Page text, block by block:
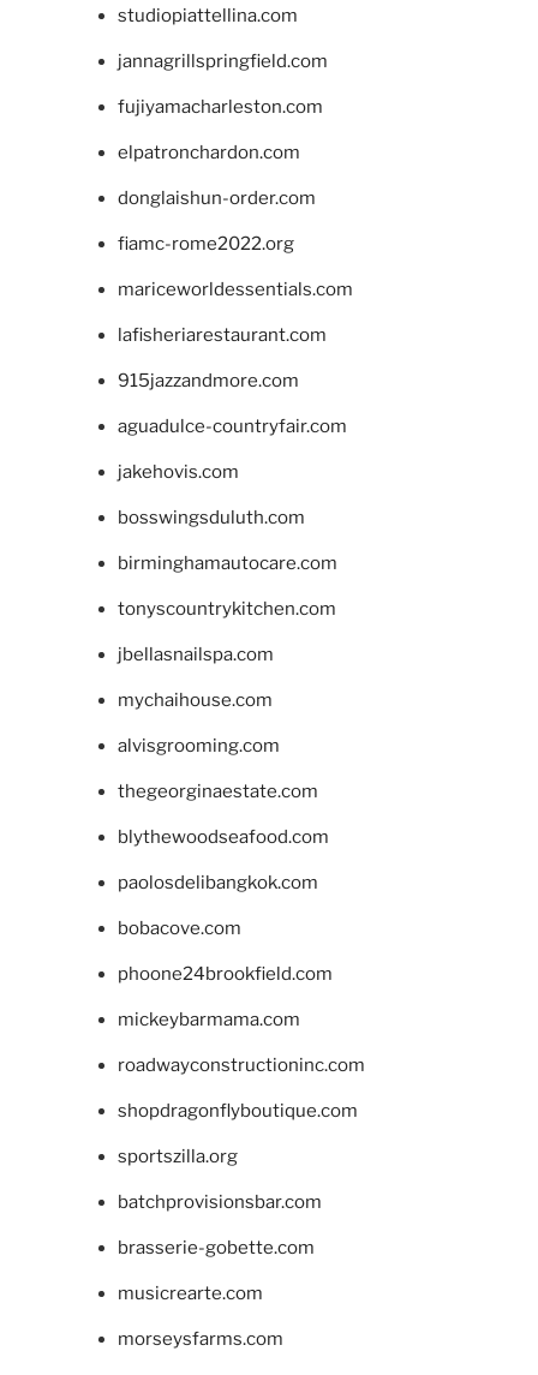
studiopiattellina.com
jannagrillspringfield.com
fujiyamacharleston.com
elpatronchardon.com
donglaishun-order.com
fiamc-rome2022.org
mariceworldessentials.com
lafisheriarestaurant.com
915jazzandmore.com
aguadulce-countryfair.com
jakehovis.com
bosswingsduluth.com
birminghamautocare.com
tonyscountrykitchen.com
jbellasnailspa.com
mychaihouse.com
alvisgrooming.com
thegeorginaestate.com
blythewoodseafood.com
paolosdelibangkok.com
bobacove.com
phoone24brookfield.com
mickeybarmama.com
roadwayconstructioninc.com
shopdragonflyboutique.com
sportszilla.org
batchprovisionsbar.com
brasserie-gobette.com
musicrearte.com
morseysfarms.com